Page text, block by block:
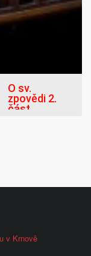
O sv.
zpovědi 2.
část
v Krnově